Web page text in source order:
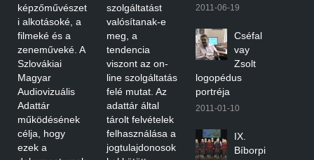
képzőművészet
i alkotásoké, a
filmeké és a
zeneműveké. A
Szlovákiai
Magyar
Audiovizuális
Adattár
működésének
célja, hogy
ezek a
szolgáltatást
valósítanak-e
meg, a
tendencia
viszont az on-
line szolgáltatás
felé mutat. Az
adattár által
tárolt felvételek
felhasználása a
jogtulajdonosok
2011-06-19
Cséfal
vay
Zsolt
logopédus
portréja
2011-01-10
IX.
Bíborpi